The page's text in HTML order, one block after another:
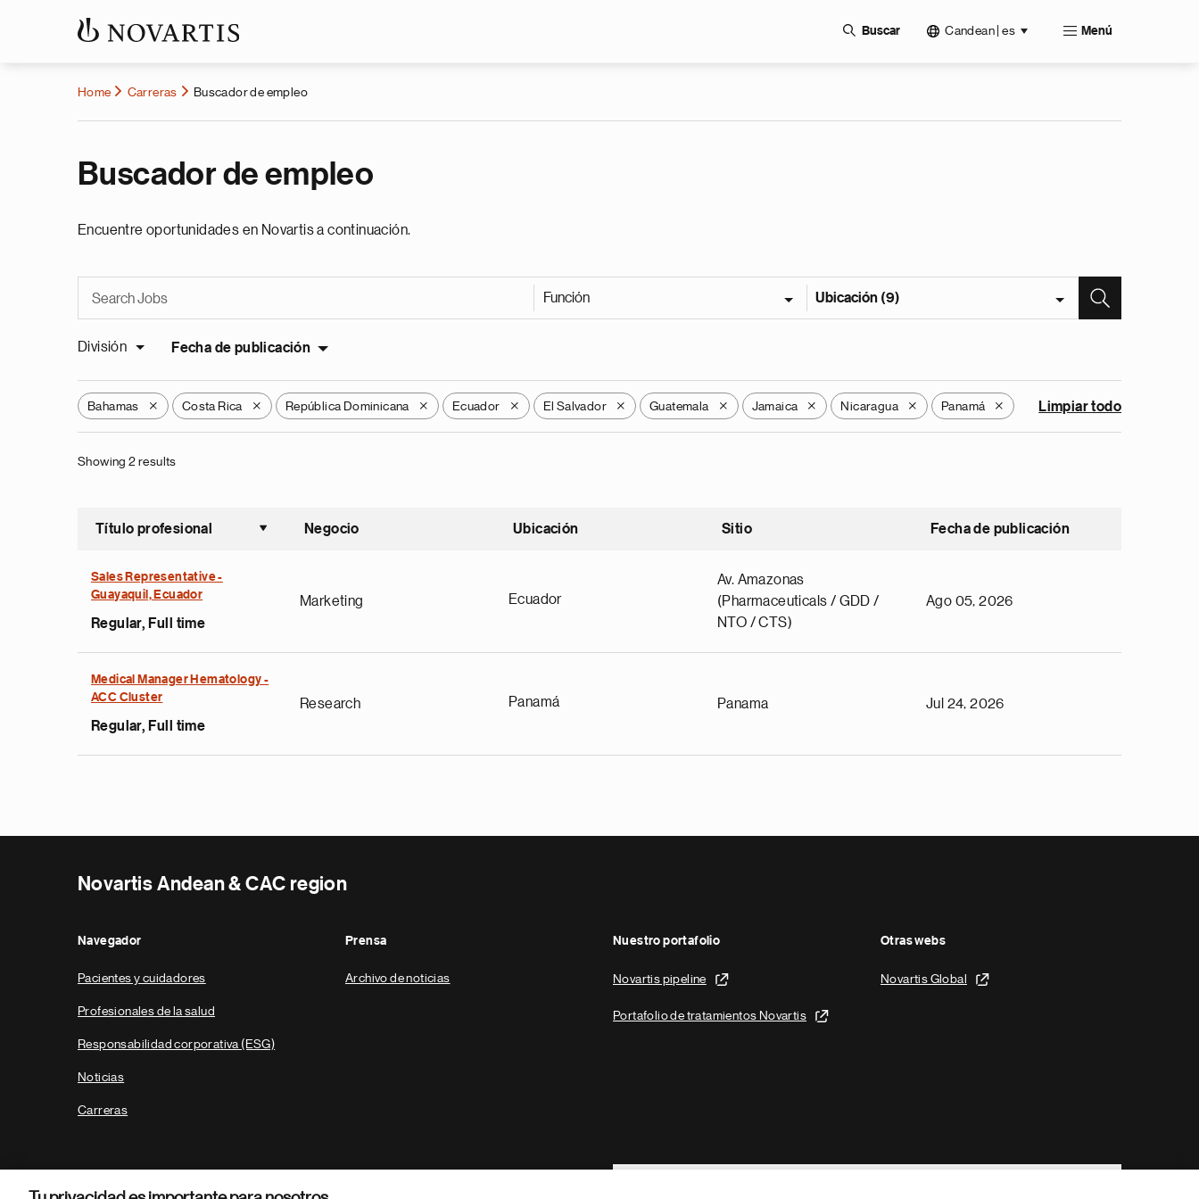
Buscar Candean | es Menú
Home Carreras Buscador de empleo
Buscador de empleo
Encuentre oportunidades en Novartis a continuación.
Función Ubicación (9)
División Fecha de publicación
Bahamas X Costa Rica X República Dominicana X Ecuador X El Salvador X Guatemala X Jamaica X Nicaragua X Panamá X Limpiar todo
Showing 2 results
Título profesional
Ordenar ascendente
Negocio Ubicación Sitio Fecha de publicación
Sales Representative -
Guayaquil, Ecuador
Regular, Full time
Marketing Ecuador
Av. Amazonas
(Pharmaceuticals / GDD /
NTO / CTS)
Ago 05, 2026
Medical Manager Hematology -
ACC Cluster
Regular, Full time
Research Panamá Panama Jul 24, 2026
Novartis Andean & CAC region
Navegador
Pacientes y cuidadores
Profesionales de la salud
Responsabilidad corporativa (ESG)
Noticias
Carreras
Prensa
Archivo de noticias
Nuestro portafolio
Novartis pipeline
Portafolio de tratamientos Novartis
Otras webs
Novartis Global
Footer Site Search